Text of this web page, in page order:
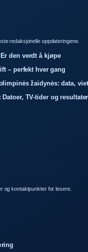
redaksjonelle oppdateringene.
den verdt å kjøpe
– perfekt hver gang
žaidynės: data,
Datoer, TV-tider og resultater
og kontaktpunkter for lesere.